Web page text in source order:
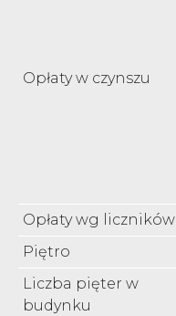
Opłaty w czynszu
Opłaty wg liczników
Piętro
Liczba pięter w
budynku